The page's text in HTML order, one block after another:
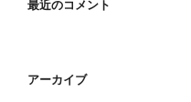
最近のコメント
アーカイブ